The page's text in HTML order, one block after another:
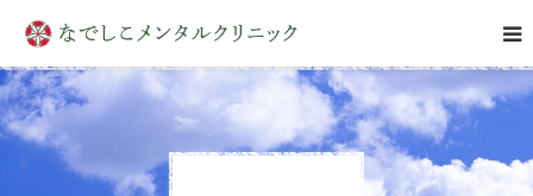
はじめての方へ
クリニックについて